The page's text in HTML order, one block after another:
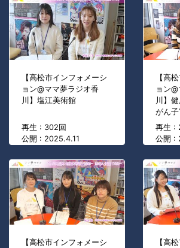
【高松市インフォメーシ
ョン@ママ夢ラジオ香
川】塩江美術館
再生 : 302回
公開 : 2025.4.11
【高
ョン
川】
がん
再生 :
公開 :
【高松市インフォメーシ
【高